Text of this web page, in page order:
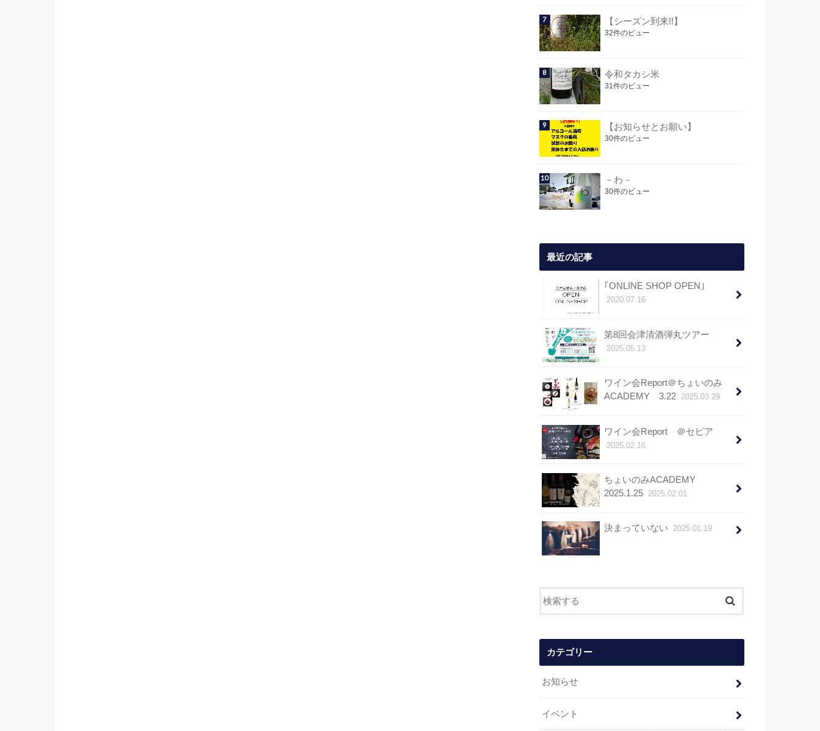
【シーズン到来!!】
32件のビュー
令和タカシ米
31件のビュー
【お知らせとお願い】
30件のビュー
－わ－
30件のビュー
最近の記事
｢ONLINE SHOP OPEN｣
2020.07.16
第8回会津清酒弾丸ツアー
2025.05.13
ワイン会Report＠ちょいのみ
ACADEMY 3.22 2025.03.29
ワイン会Report ＠セピア
2025.02.16
ちょいのみACADEMY
2025.1.25 2025.02.01
決まっていない 2025.01.19
カテゴリー
お知らせ
イベント